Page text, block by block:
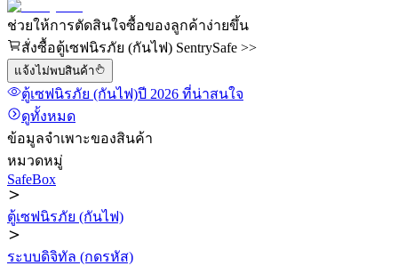
ช่วยให้การตัดสินใจซื้อของลูกค้าง่ายขึ้น
สั่งซื้อตู้เซฟนิรภัย (กันไฟ) SentrySafe >>
แจ้งไม่พบสินค้า
ตู้เซฟนิรภัย (กันไฟ)ปี 2026 ที่น่าสนใจ
ดูทั้งหมด
ข้อมูลจำเพาะของสินค้า
หมวดหมู่
SafeBox
ตู้เซฟนิรภัย (กันไฟ)
ระบบดิจิทัล (กดรหัส)